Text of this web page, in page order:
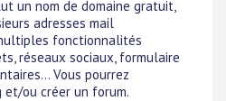
un nom de domaine gratuit,
adresses mail
fonctionnalités
réseaux sociaux, formulaire
Vous pourrez
ou créer un forum.